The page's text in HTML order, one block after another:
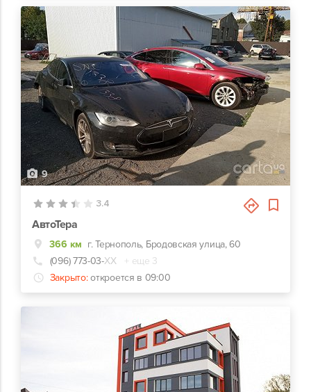
9
3.4
АвтоТера
366 км г. Тернополь, Бродовская улица, 60
(096) 773-03-ХХ
+ еще 3
Закрыто: откроется в 09:00